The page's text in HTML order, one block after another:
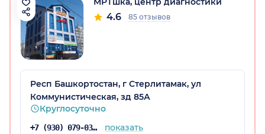
4.6 85 отзывов
Респ Башкортостан, г Стерлитамак, ул
Коммунистическая, зд 85А
Круглосуточно
+7 (930) 079-03-96 показать